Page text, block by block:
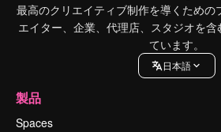
最高のクリエイティブ制作を導くための
エイター、企業、代理店、スタジオを
ています。
日本語
製品
Spaces